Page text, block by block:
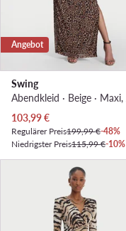
Angebot
Swing
Aktueller Preis
103,99€
Regulärer Preis199,99 €-48%
Niedrigster Preis115,99 €-10%